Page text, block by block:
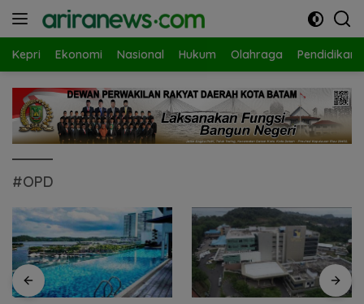
Kepri Ekonomi Nasional Hukum Olahraga Pendidikan
#OPD